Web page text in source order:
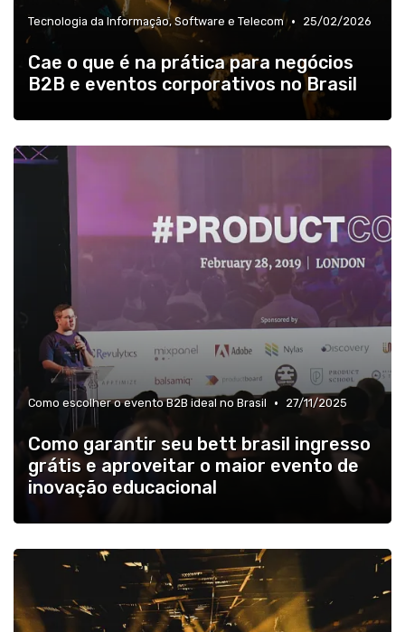
Tecnologia da Informação, Software e Telecom • 25/02/2026
Cae o que é na prática para negócios
B2B e eventos corporativos no Brasil
Como escolher o evento B2B ideal no Brasil • 27/11/2025
Como garantir seu bett brasil ingresso
grátis e aproveitar o maior evento de
inovação educacional